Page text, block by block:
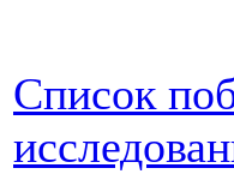
Список